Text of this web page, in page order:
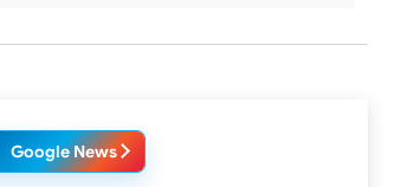
Google News